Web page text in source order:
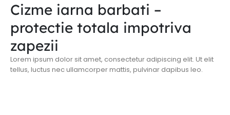
Cizme iarna barbati –
protectie totala impotriva
zapezii
Lorem ipsum dolor sit amet, consectetur adipiscing elit. Ut elit
tellus, luctus nec ullamcorper mattis, pulvinar dapibus leo.